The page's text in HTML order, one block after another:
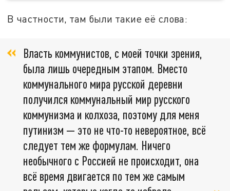
В частности, там были такие её слова:
Власть коммунистов, с моей точки зрения,
была лишь очередным этапом. Вместо
коммунального мира русской деревни
получился коммунальный мир русского
коммунизма и колхоза, поэтому для меня
путинизм — это не что-то невероятное, всё
следует тем же формулам. Ничего
необычного с Россией не происходит, она
всё время двигается по тем же самым